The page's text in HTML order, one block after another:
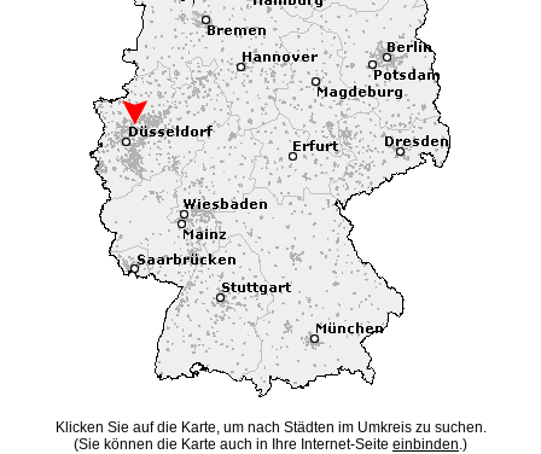
Klicken Sie auf die Karte, um nach Städten im Umkreis zu suchen.
(Sie können die Karte auch in Ihre Internet-Seite einbinden.)